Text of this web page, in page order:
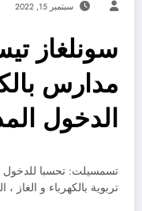
سبتمبر 15, 2022
سونلغاز
مدارس
الدخول
تربوية بالكهرباء و الغاز ،